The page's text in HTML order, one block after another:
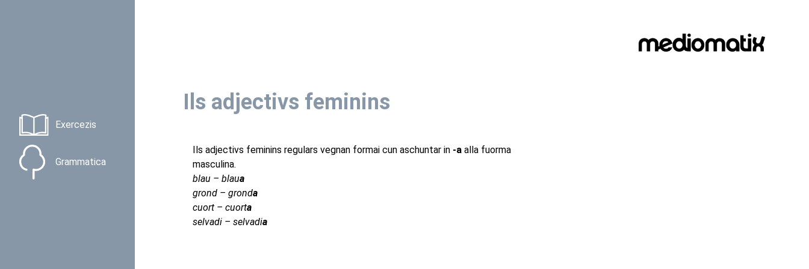
Exercezis
Grammatica
Ils adjectivs feminins
Ils adjectivs feminins regulars vegnan formai cun aschuntar in -a alla fuorma
masculina.
blau – blaua
grond – gronda
cuort – cuorta
selvadi – selvadia